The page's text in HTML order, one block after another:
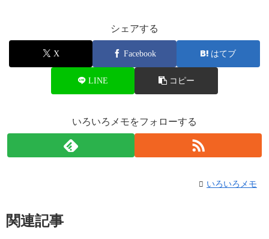
シェアする
X Facebook はてブ
LINE コピー
いろいろメモをフォローする
いろいろメモ
関連記事